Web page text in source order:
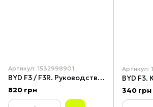
Артикул: 1532998901
BYD F3 / F3R. Руководство по ремонту и техобслуживанию. Книга
820 грн
Артикул:
340 грн